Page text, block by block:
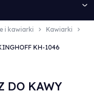
i kawiarki Kawiarki
KH-1046
DO KAWY